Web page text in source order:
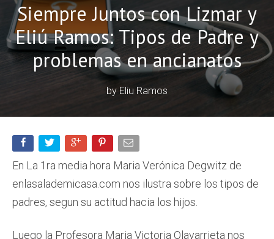
Siempre Juntos con Lizmar y
Eliú Ramos: Tipos de Padre y
problemas en ancianatos
by Eliu Ramos
En La 1ra media hora Maria Verónica Degwitz de
enlasalademicasa.com nos ilustra sobre los tipos de
padres, segun su actitud hacia los hijos.
Luego la Profesora Maria Victoria Olavarrieta nos